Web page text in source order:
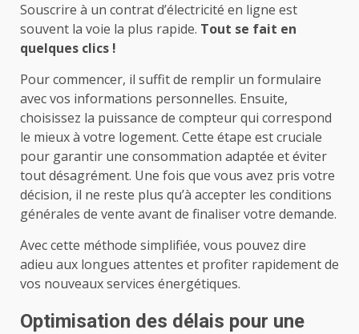
Souscrire à un contrat d’électricité en ligne est
souvent la voie la plus rapide. Tout se fait en
quelques clics !
Pour commencer, il suffit de remplir un formulaire
avec vos informations personnelles. Ensuite,
choisissez la puissance de compteur qui correspond
le mieux à votre logement. Cette étape est cruciale
pour garantir une consommation adaptée et éviter
tout désagrément. Une fois que vous avez pris votre
décision, il ne reste plus qu’à accepter les conditions
générales de vente avant de finaliser votre demande.
Avec cette méthode simplifiée, vous pouvez dire
adieu aux longues attentes et profiter rapidement de
vos nouveaux services énergétiques.
Optimisation des délais pour une